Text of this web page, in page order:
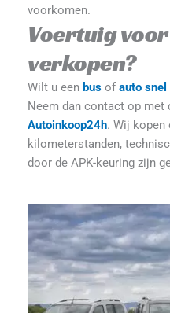
voorkomen.
Voertuig
verkopen?
Wilt u een bus of auto
Neem dan contact op met
Autoinkoop24h. Wij kopen
kilometerstanden,
door de APK-keuring zijn